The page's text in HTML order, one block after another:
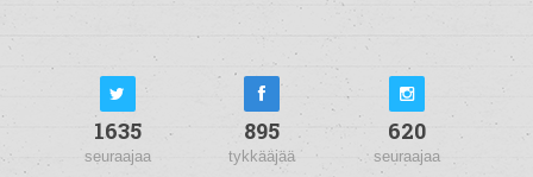
1635
seuraajaa
895
tykkääjää
620
seuraajaa